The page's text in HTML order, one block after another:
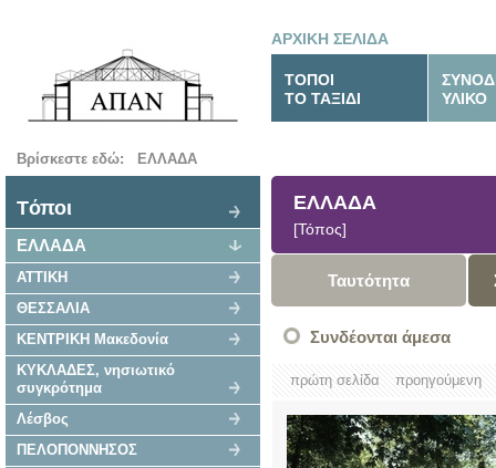
ΑΡΧΙΚΗ ΣΕΛΙΔΑ
ΤΟΠΟΙ
ΤΟ ΤΑΞΙΔΙ
ΥΛΙΚΟ
Βρίσκεστε εδώ: ΕΛΛΑΔΑ
Tόποι
ΕΛΛΑΔΑ
ΑΤΤΙΚΗ
ΘΕΣΣΑΛΙΑ
ΚΕΝΤΡΙΚΗ Μακεδονία
ΚΥΚΛΑΔΕΣ, νησιωτικό
συγκρότημα
Λέσβος
ΠΕΛΟΠΟΝΝΗΣΟΣ
ΕΛΛΑΔΑ
[Τόπος]
Ταυτότητα
Συνδέονται άμεσα
πρώτη σελίδα προηγούμενη